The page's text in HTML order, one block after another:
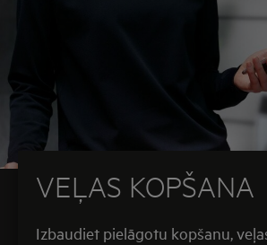
VEĻAS KOPŠANA
Izbaudiet pielāgotu kopšanu,